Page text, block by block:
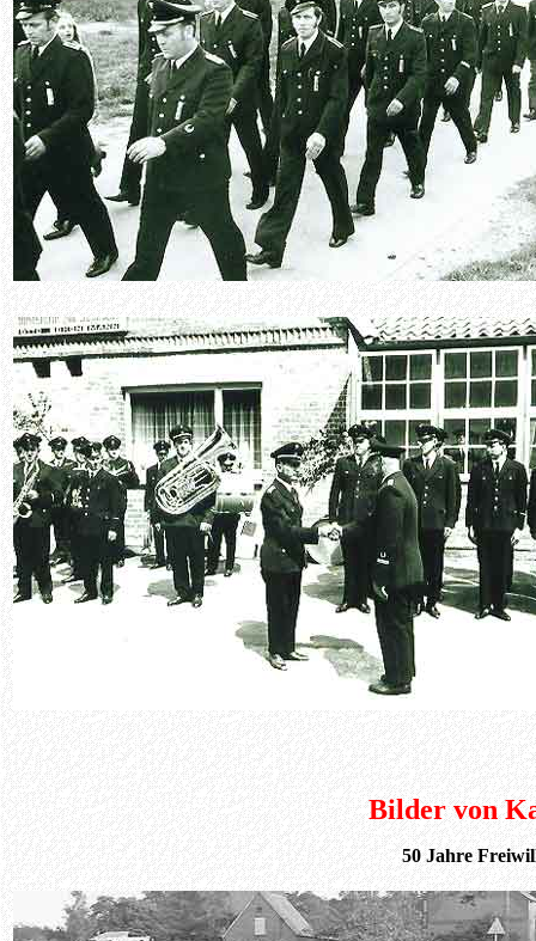
Bilder von
50 Jahre